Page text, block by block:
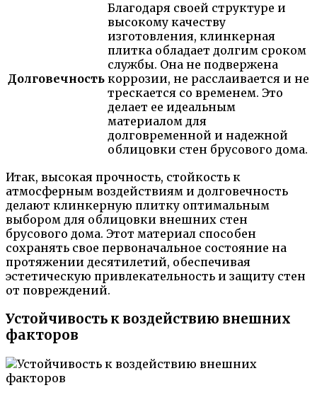
Долговечность
Благодаря своей структуре и
высокому качеству
изготовления, клинкерная
плитка обладает долгим сроком
службы. Она не подвержена
коррозии, не расслаивается и не
трескается со временем. Это
делает ее идеальным
материалом для
долговременной и надежной
облицовки стен брусового дома.
Итак, высокая прочность, стойкость к
атмосферным воздействиям и долговечность
делают клинкерную плитку оптимальным
выбором для облицовки внешних стен
брусового дома. Этот материал способен
сохранять свое первоначальное состояние на
протяжении десятилетий, обеспечивая
эстетическую привлекательность и защиту стен
от повреждений.
Устойчивость к воздействию внешних
факторов